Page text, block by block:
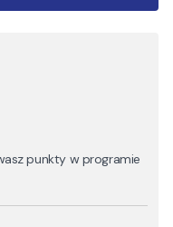
punkty w programie